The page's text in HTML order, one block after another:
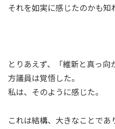
それを如実に感じたのかも知
とりあえず、「維新と真っ
方議員は覚悟した。
私は、そのように感じた。
これは結構、大きなことで